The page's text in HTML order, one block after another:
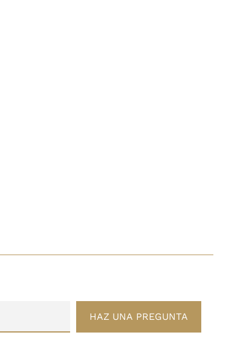
HAZ UNA PREGUNTA